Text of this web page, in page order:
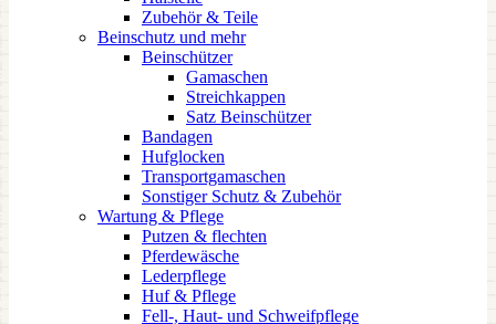
Zubehör & Teile
Beinschutz und mehr
Beinschützer
Gamaschen
Streichkappen
Satz Beinschützer
Bandagen
Hufglocken
Transportgamaschen
Sonstiger Schutz & Zubehör
Wartung & Pflege
Putzen & flechten
Pferdewäsche
Lederpflege
Huf & Pflege
Fell-, Haut- und Schweifpflege